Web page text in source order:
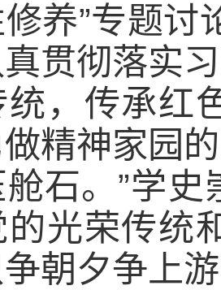
养”专题讨
贯彻落实
统，传承红
精神家园
石。”学
的光荣传统
朝夕争上